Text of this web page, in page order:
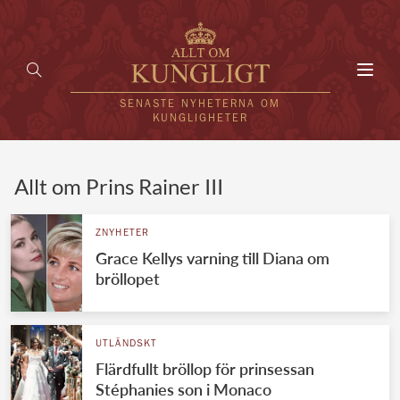
SENASTE NYHETERNA OM
KUNGLIGHETER
UTLÄNDSKT
VÄRLDENS KUNGAHUS
Svenska kungahuset
Brittiska kungahuset
REDAKTION
Allt om Prins Rainer III
ZNYHETER
Grace Kellys varning till Diana om
bröllopet
UTLÄNDSKT
Flärdfullt bröllop för prinsessan
Stéphanies son i Monaco